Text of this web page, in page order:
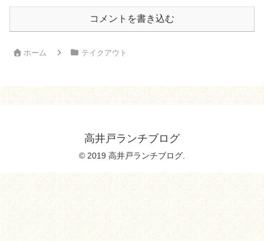
コメントを書き込む
ホーム テイクアウト
高井戸ランチブログ
© 2019 高井戸ランチブログ.